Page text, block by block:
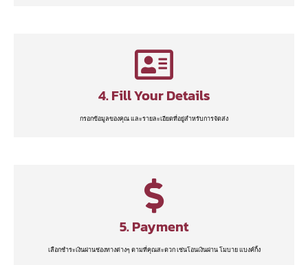
4. Fill Your Details
กรอกข้อมูลของคุณ และรายละเอียดที่อยู่สำหรับการจัดส่ง
5. Payment
เลือกชำระเงินผ่านช่องทางต่างๆ ตามที่คุณสะดวก เช่นโอนเงินผ่าน โมบาย แบงค์กิ้ง